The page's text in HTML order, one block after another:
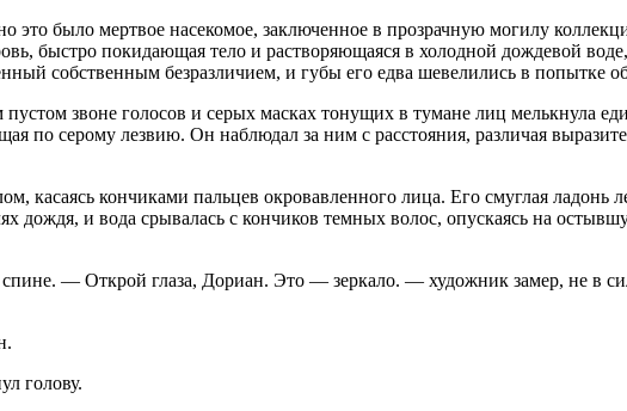
это было мертвое насекомое, заключенное в прозрачную могилу
быстро покидающая тело и растворяющаяся в холодной дождевой
собственным безразличием, и губы его едва шевелились в попытке
звоне голосов и серых масках тонущих в тумане лиц мелькнула
по серому лезвию. Он наблюдал за ним с расстояния, различая
касаясь кончиками пальцев окровавленного лица. Его смуглая ладонь
дождя, и вода срывалась с кончиков темных волос, опускаясь на
— Открой глаза, Дориан. Это — зеркало. — художник замер, не в
голову.